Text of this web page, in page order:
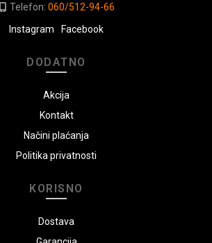
Telefon: 060/512-94-66
Instagram
Facebook
DODATNO
Akcija
Kontakt
Načini plaćanja
Politika privatnosti
KORISNO
Dostava